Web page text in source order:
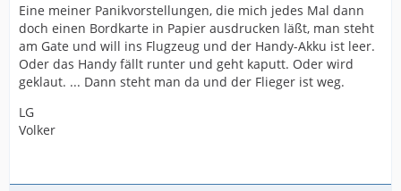
Eine meiner Panikvorstellungen, die mich jedes Mal dann
doch einen Bordkarte in Papier ausdrucken läßt, man steht
am Gate und will ins Flugzeug und der Handy-Akku ist leer.
Oder das Handy fällt runter und geht kaputt. Oder wird
geklaut. ... Dann steht man da und der Flieger ist weg.
LG
Volker